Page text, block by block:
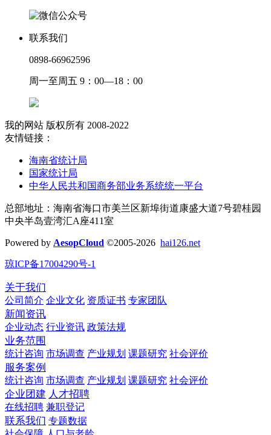
联系我们
0898-66962596
周一至周五 9：00—18：00
我的网站 版权所有 2008-2022
友情链接：
海南省统计局
国家统计局
中华人民共和国商务部业务系统统一平台
总部地址：海南省海口市美兰区新埠街道康盛大道7号碧桂园
中央半岛壹湾汇A座411室
Powered by AesopCloud ©2005-2026 hai126.net
琼ICP备17004290号-1
关于我们
公司简介 企业文化 资质证书 专家团队
新闻资讯
企业动态 行业资讯 政策法规
业务范围
统计咨询 市场调查 产业规划 课题研究 社会评价
服务案例
统计咨询 市场调查 产业规划 课题研究 社会评价
企业团建 人才招聘
在线招聘 兼职登记
联系我们 专题数据